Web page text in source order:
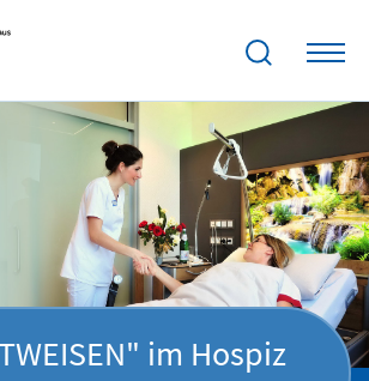
im Hospiz